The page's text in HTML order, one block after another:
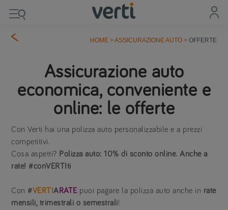
HOME>ASSICURAZIONE AUTO> OFFERTE
Assicurazione auto
economica, conveniente e
online: le offerte
Con Verti hai una polizza auto personalizzabile e a prezzi
competitivi.
Cosa aspetti? Polizza auto: 10% di sconto online. Anche a
rate! #conVERTIti
Con #VERTIA RATE puoi pagare la polizza auto anche in rate
mensili, trimestrali o semestrali!